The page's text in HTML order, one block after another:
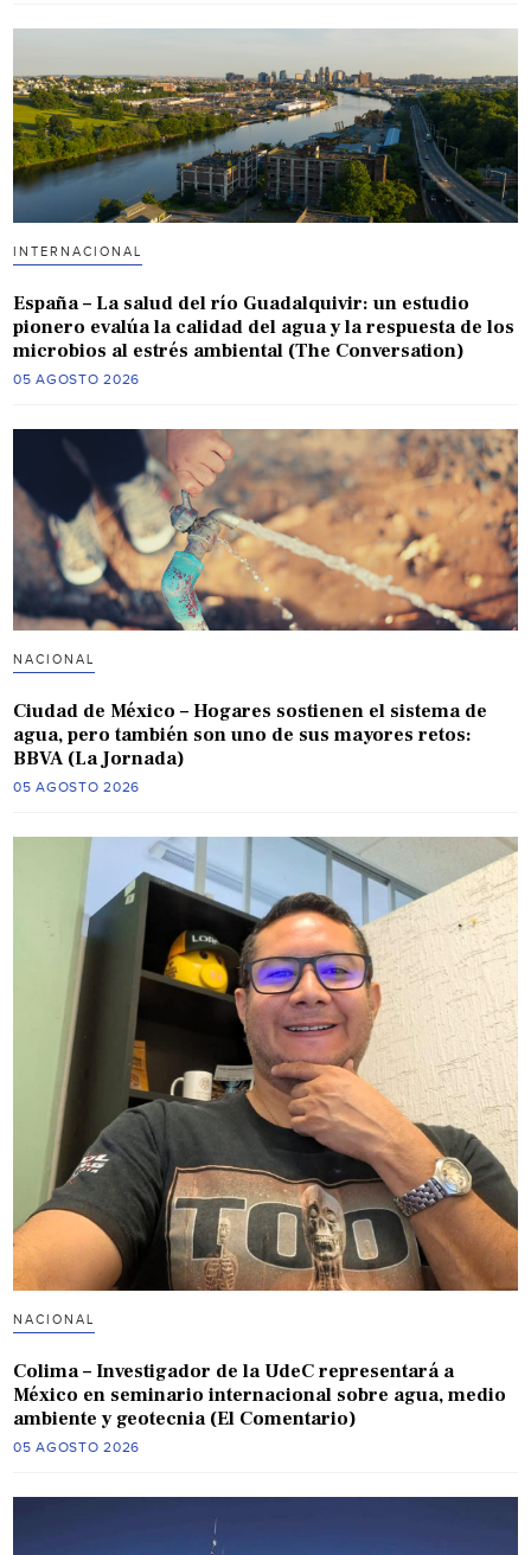
INTERNACIONAL
España – La salud del río Guadalquivir: un estudio
pionero evalúa la calidad del agua y la respuesta de los
microbios al estrés ambiental (The Conversation)
05 AGOSTO 2026
NACIONAL
Ciudad de México – Hogares sostienen el sistema de
agua, pero también son uno de sus mayores retos:
BBVA (La Jornada)
05 AGOSTO 2026
NACIONAL
Colima – Investigador de la UdeC representará a
México en seminario internacional sobre agua, medio
ambiente y geotecnia (El Comentario)
05 AGOSTO 2026